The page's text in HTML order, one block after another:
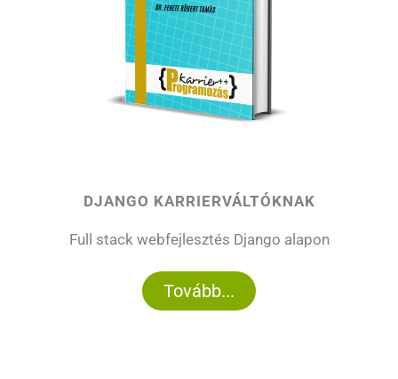
DJANGO KARRIERVÁLTÓKNAK
Full stack webfejlesztés Django alapon
Tovább...